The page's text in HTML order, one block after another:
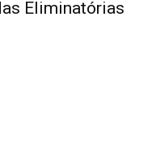
Eliminatórias